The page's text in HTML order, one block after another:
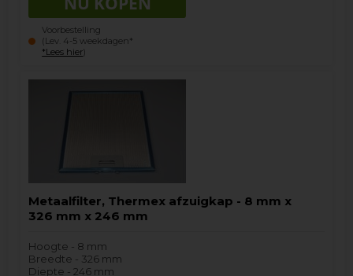
Voorbestelling
(Lev. 4-5 weekdagen*
*Lees hier)
Metaalfilter, Thermex afzuigkap - 8 mm x
326 mm x 246 mm
Hoogte - 8 mm
Breedte - 326 mm
Diepte - 246 mm